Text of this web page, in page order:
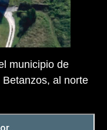
municipio de
al norte